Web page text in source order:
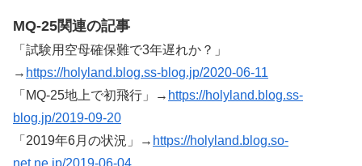
MQ-25関連の記事
「試験用空母確保難で3年遅れか？」
→ https://holyland.blog.ss-blog.jp/2020-06-11
「MQ-25地上で初飛行」→ https://holyland.blog.ss-
blog.jp/2019-09-20
「2019年6月の状況」→ https://holyland.blog.so-